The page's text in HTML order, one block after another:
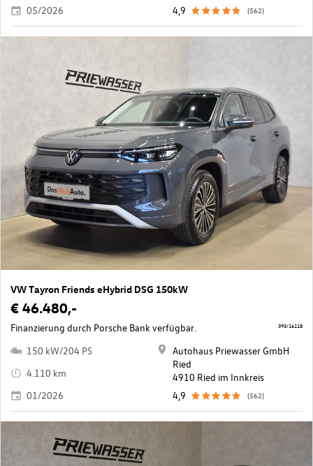
05/2026
4,9
(562)
VW Tayron Friends eHybrid DSG 150kW
€ 46.480,-
Finanzierung durch Porsche Bank verfügbar.
150 kW/204 PS
4.110 km
01/2026
Autohaus Priewasser GmbH
Ried
4910 Ried im Innkreis
4,9
(562)
393/16118